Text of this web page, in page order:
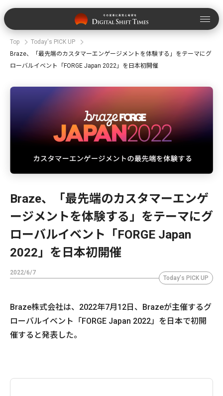
Top
Today's PICK UP
Braze、「最先端のカスタマーエンゲージメントを体験する」をテーマにグ
ローバルイベント「FORGE Japan 2022」を日本初開催
Braze、「最先端のカスタマーエンゲ
ージメントを体験する」をテーマにグ
ローバルイベント「FORGE Japan
2022」を日本初開催
2022/6/7
Today's PICK UP
Braze株式会社は、2022年7月12日、Brazeが主催するグ
ローバルイベント「FORGE Japan 2022」を日本で初開
催すると発表した。